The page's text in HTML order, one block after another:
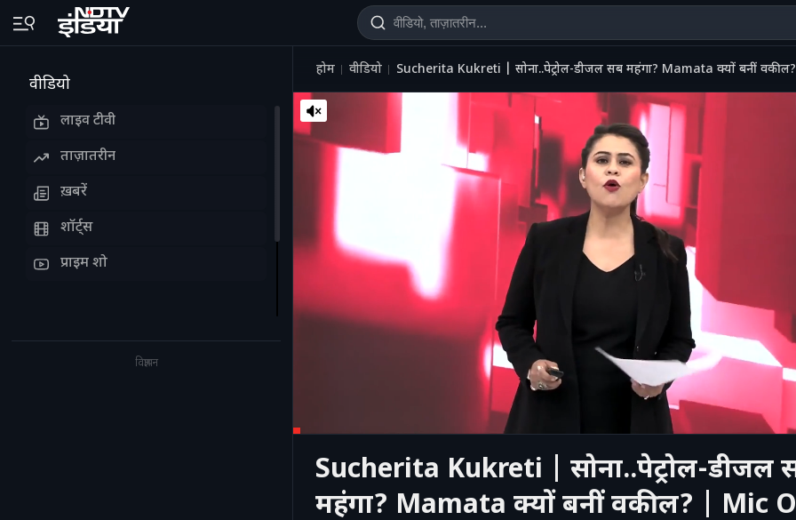
वीडियो
लाइव टीवी
ताज़ातरीन
ख़बरें
शॉर्ट्स
प्राइम शो
विज्ञापन
होम वीडियो Sucherita Kukreti | सोना..पेट्रोल-डीजल सब महंगा? Mamata क्यों बनीं
Sucherita Kukreti | सोना..पेट्रोल-डीजल
महंगा? Mamata क्यों बनीं वकील? | Mic